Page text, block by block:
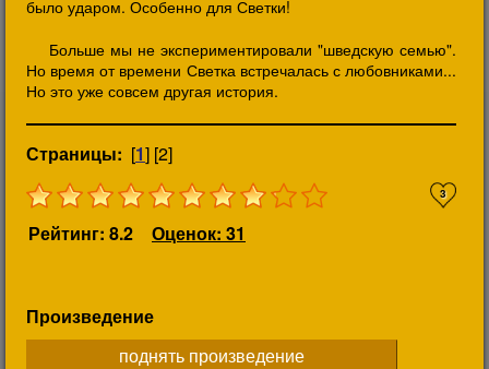
было ударом. Особенно для Светки!
Больше мы не экспериментировали "шведскую семью".
Но время от времени Светка встречалась с любовниками...
Но это уже совсем другая история.
Страницы: [1] [2]
3
Рейтинг: 8.2 Оценок: 31
Произведение
поднять произведение